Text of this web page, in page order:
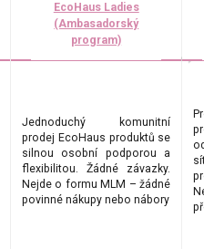
EcoHaus Ladies
(Ambasadorský
program)
Jednoduchý komunitní
prodej EcoHaus produktů se
silnou osobní podporou a
flexibilitou. Žádné závazky.
Nejde o formu MLM – žádné
povinné nákupy nebo nábory